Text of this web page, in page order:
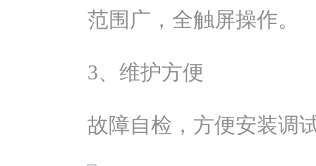
范围广，全触屏操作。
3、维护方便
故障自检，方便安装调